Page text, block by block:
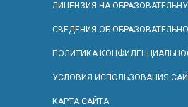
ЛИЦЕНЗИЯ НА
СВЕДЕНИЯ ОБ
ПОЛИТИКА
УСЛОВИЯ ИСПОЛЬЗОВАНИЯ
КАРТА САЙТА